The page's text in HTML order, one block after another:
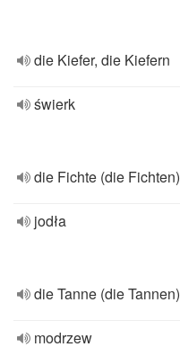
die Kiefer, die Kiefern
świerk
die Fichte (die Fichten)
jodła
die Tanne (die Tannen)
modrzew